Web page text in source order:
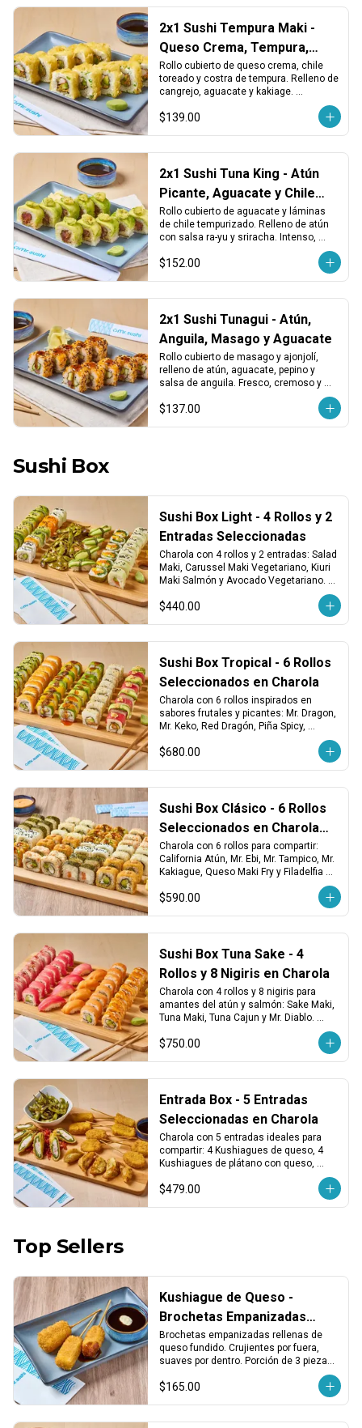
2x1 Sushi Tempura Maki -
Queso Crema, Tempura,
Cangrejo y Chile
Rollo cubierto de queso crema, chile
toreado y costra de tempura. Relleno de
cangrejo, aguacate y kakiage.
picante.
$139.00
2x1 Sushi Tuna King - Atún
Picante, Aguacate y Chile
Tempura
Rollo cubierto de aguacate y láminas
de chile tempurizado. Relleno de atún
con salsa ra-yu y sriracha. Intenso,
$152.00
2x1 Sushi Tunagui - Atún,
Anguila, Masago y Aguacate
Rollo cubierto de masago y ajonjolí,
relleno de atún, aguacate, pepino y
salsa de anguila. Fresco, cremoso y
$137.00
Sushi Box
Sushi Box Light - 4 Rollos y 2
Entradas Seleccionadas
Charola con 4 rollos y 2 entradas: Salad
Maki, Carussel Maki Vegetariano, Kiuri
Maki Salmón y Avocado Vegetariano.
aguacate. ¡Ligero, fresco y delicioso!
$440.00
Sushi Box Tropical - 6 Rollos
Seleccionados en Charola
Charola con 6 rollos inspirados en
sabores frutales y picantes: Mr. Dragon,
Mr. Keko, Red Dragón, Piña Spicy,
California Maki Salmón y Avocado Maki
Vegetariano. ¡Fresco, atrevido y lleno de
$680.00
Sushi Box Clásico - 6 Rollos
Seleccionados en Charola
para Compartir
Charola con 6 rollos para compartir:
California Atún, Mr. Ebi, Mr. Tampico, Mr.
Kakiague, Queso Maki Fry y Filadelfia
bocado!
$590.00
Sushi Box Tuna Sake - 4
Rollos y 8 Nigiris en Charola
Charola con 4 rollos y 8 nigiris para
amantes del atún y salmón: Sake Maki,
Tuna Maki, Tuna Cajun y Mr. Diablo.
Incluye 4 nigiris de atún y 4 de salmón
fresco. ¡Perfecto para los que saben lo
$750.00
Entrada Box - 5 Entradas
Seleccionadas en Charola
Charola con 5 entradas ideales para
compartir: 4 Kushiagues de queso, 4
Kushiagues de plátano con queso,
tempura y edamames asados. ¡Puro
$479.00
Top Sellers
Kushiague de Queso -
Brochetas Empanizadas
Rellenas de Queso Fundido
(3 pzas)
Brochetas empanizadas rellenas de
queso fundido. Crujientes por fuera,
suaves por dentro. Porción de 3 piezas,
ideales como entrada o para compartir.
$165.00